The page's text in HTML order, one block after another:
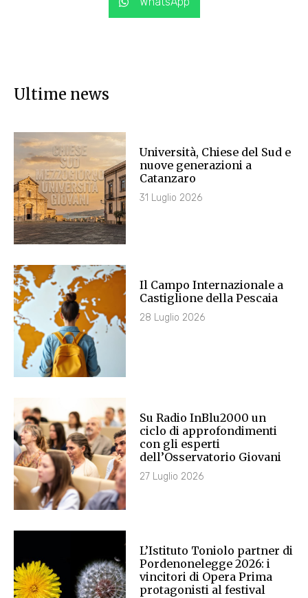
Ultime news
Università, Chiese del Sud e
nuove generazioni a
Catanzaro
31 Luglio 2026
Il Campo Internazionale a
Castiglione della Pescaia
28 Luglio 2026
Su Radio InBlu2000 un
ciclo di approfondimenti
con gli esperti
dell’Osservatorio Giovani
27 Luglio 2026
L’Istituto Toniolo partner di
Pordenonelegge 2026: i
vincitori di Opera Prima
protagonisti al festival